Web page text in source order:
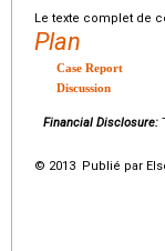
Le texte complet de
Plan
Case Report
Discussion
Financial Disclosure:
© 2013 Publié par